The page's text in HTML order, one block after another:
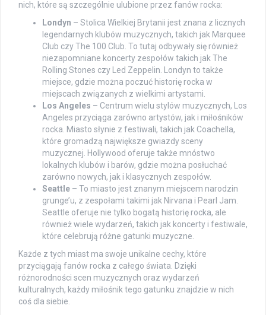
nich, które są szczególnie ulubione przez fanów rocka:
Londyn – Stolica Wielkiej Brytanii jest znana z licznych
legendarnych klubów muzycznych, takich jak Marquee
Club czy The 100 Club. To tutaj odbywały się również
niezapomniane koncerty zespołów takich jak The
Rolling Stones czy Led Zeppelin. Londyn to także
miejsce, gdzie można poczuć historię rocka w
miejscach związanych z wielkimi artystami.
Los Angeles – Centrum wielu stylów muzycznych, Los
Angeles przyciąga zarówno artystów, jak i miłośników
rocka. Miasto słynie z festiwali, takich jak Coachella,
które gromadzą największe gwiazdy sceny
muzycznej. Hollywood oferuje także mnóstwo
lokalnych klubów i barów, gdzie można posłuchać
zarówno nowych, jak i klasycznych zespołów.
Seattle – To miasto jest znanym miejscem narodzin
grunge’u, z zespołami takimi jak Nirvana i Pearl Jam.
Seattle oferuje nie tylko bogatą historię rocka, ale
również wiele wydarzeń, takich jak koncerty i festiwale,
które celebrują różne gatunki muzyczne.
Każde z tych miast ma swoje unikalne cechy, które
przyciągają fanów rocka z całego świata. Dzięki
różnorodności scen muzycznych oraz wydarzeń
kulturalnych, każdy miłośnik tego gatunku znajdzie w nich
coś dla siebie.